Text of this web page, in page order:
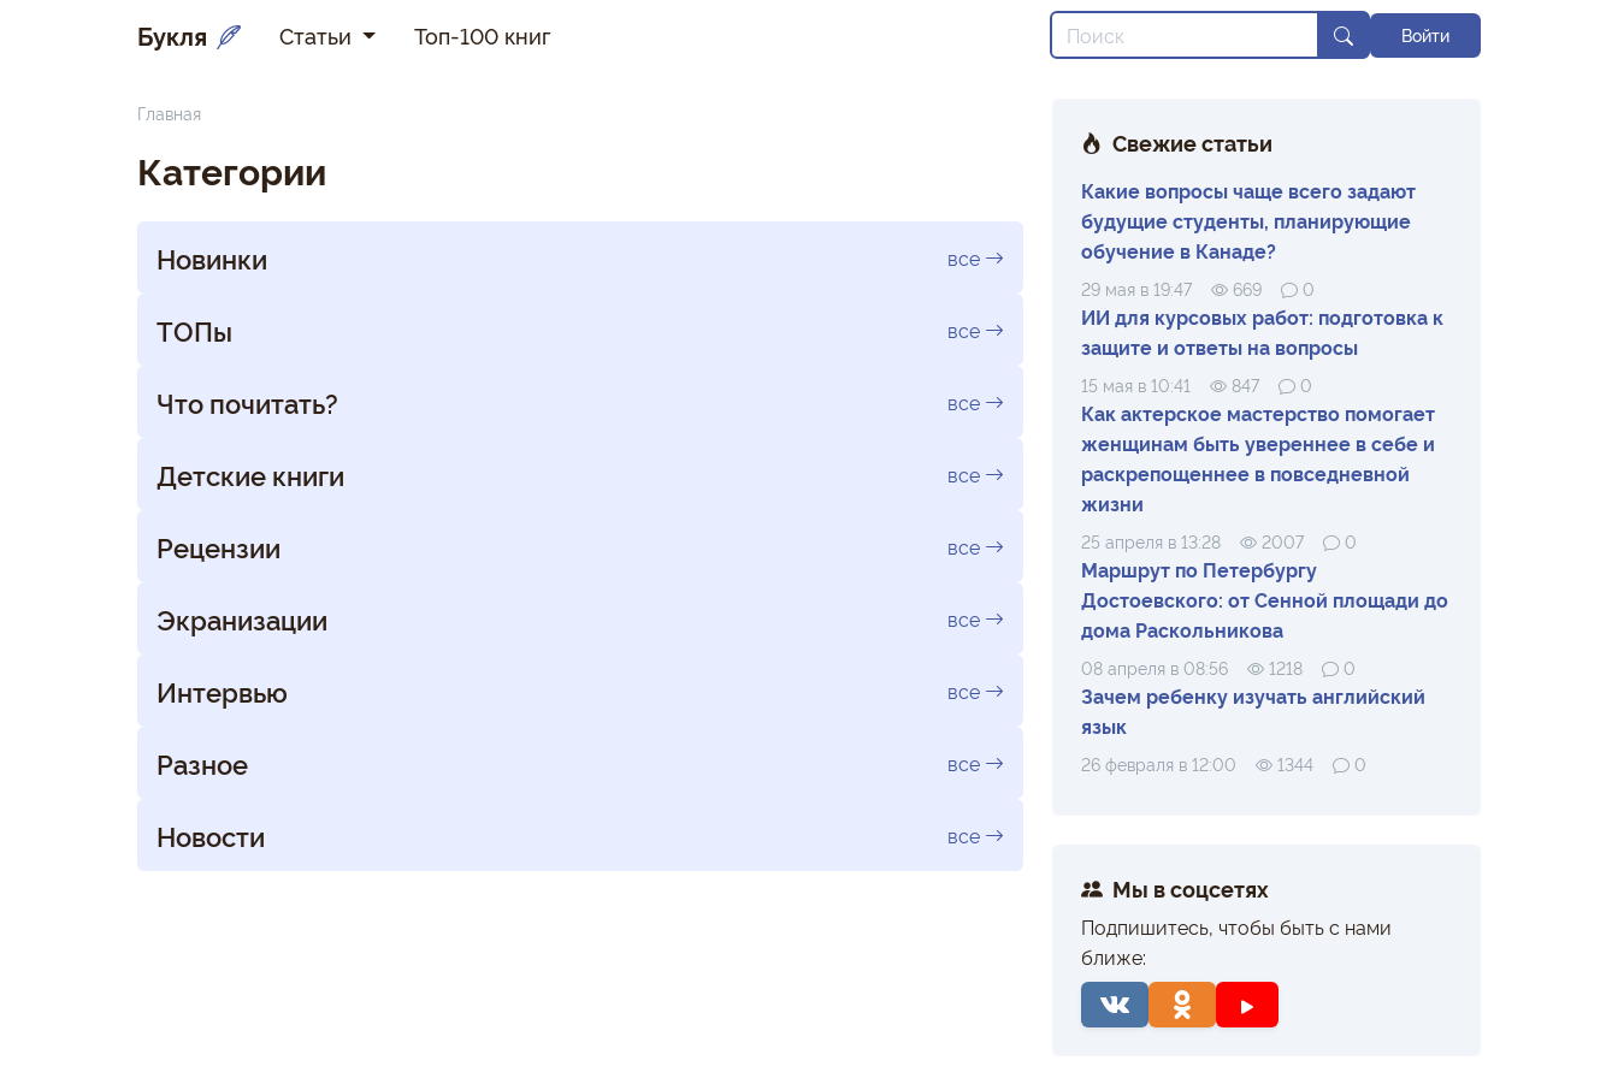
Букля Статьи Топ-100 книг Войти
Главная
Категории
Новинки все
ТОПы все
Что почитать? все
Детские книги все
Рецензии все
Экранизации все
Интервью все
Разное все
Новости все
Свежие статьи
Какие вопросы чаще всего задают
будущие студенты, планирующие
обучение в Канаде?
29 мая в 19:47 669 0
ИИ для курсовых работ: подготовка к
защите и ответы на вопросы
15 мая в 10:41 847 0
Как актерское мастерство помогает
женщинам быть увереннее в себе и
раскрепощеннее в повседневной
жизни
25 апреля в 13:28 2007 0
Маршрут по Петербургу
Достоевского: от Сенной площади до
дома Раскольникова
08 апреля в 08:56 1218 0
Зачем ребенку изучать английский
язык
26 февраля в 12:00 1344 0
Мы в соцсетях
Подпишитесь, чтобы быть с нами
ближе: